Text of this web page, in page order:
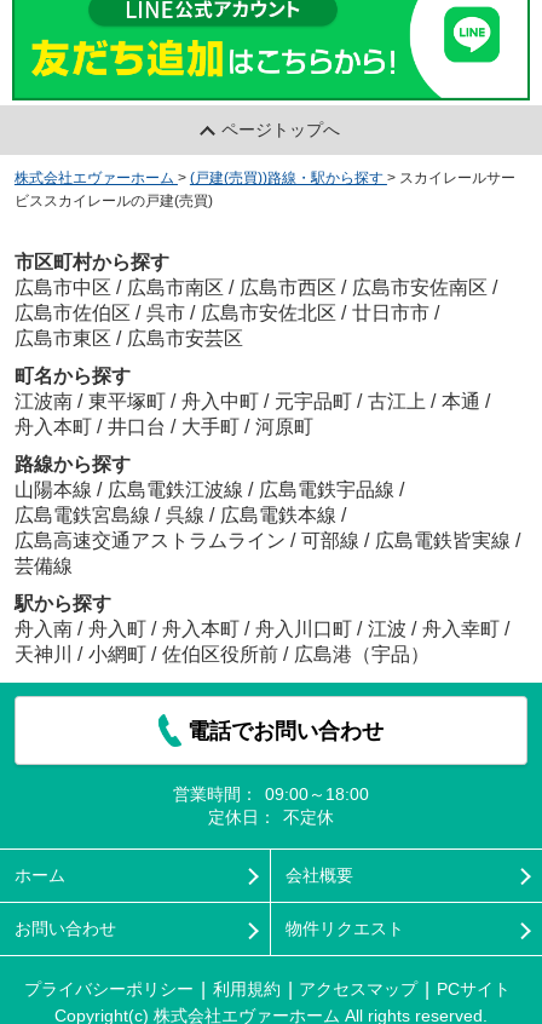
ページトップへ
株式会社エヴァーホーム > (戸建(売買))路線・駅から探す > スカイレールサー
ビススカイレールの戸建(売買)
市区町村から探す
広島市中区 / 広島市南区 / 広島市西区 / 広島市安佐南区 /
広島市佐伯区 / 呉市 / 広島市安佐北区 / 廿日市市 /
広島市東区 / 広島市安芸区
町名から探す
江波南 / 東平塚町 / 舟入中町 / 元宇品町 / 古江上 / 本通 /
舟入本町 / 井口台 / 大手町 / 河原町
路線から探す
山陽本線 / 広島電鉄江波線 / 広島電鉄宇品線 /
広島電鉄宮島線 / 呉線 / 広島電鉄本線 /
広島高速交通アストラムライン / 可部線 / 広島電鉄皆実線 /
芸備線
駅から探す
舟入南 / 舟入町 / 舟入本町 / 舟入川口町 / 江波 / 舟入幸町
/
天神川 / 小網町 / 佐伯区役所前 / 広島港（宇品）
電話でお問い合わせ
営業時間：
09:00～18:00
定休日：
不定休
ホーム 会社概要
お問い合わせ 物件リクエスト
プライバシーポリシー 利用規約 アクセスマップ
PCサイト
Copyright(c) 株式会社エヴァーホーム All rights reserved.